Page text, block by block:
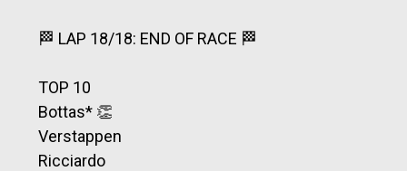
🏁 LAP 18/18: END OF RACE 🏁
TOP 10
Bottas* 👏
Verstappen
Ricciardo